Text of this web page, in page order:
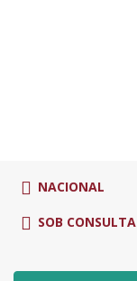
NACIONAL
SOB CONSULTA